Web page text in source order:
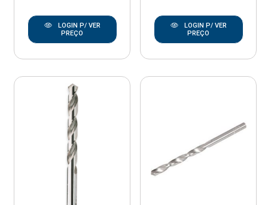
LOGIN P/ VER
PREÇO
LOGIN P/ VER
PREÇO